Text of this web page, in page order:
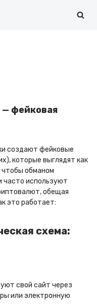
фейковая
создают фейковые
которые выглядят как
обманом
часто используют
обещая
это работает:
схема:
свой сайт через
или электронную